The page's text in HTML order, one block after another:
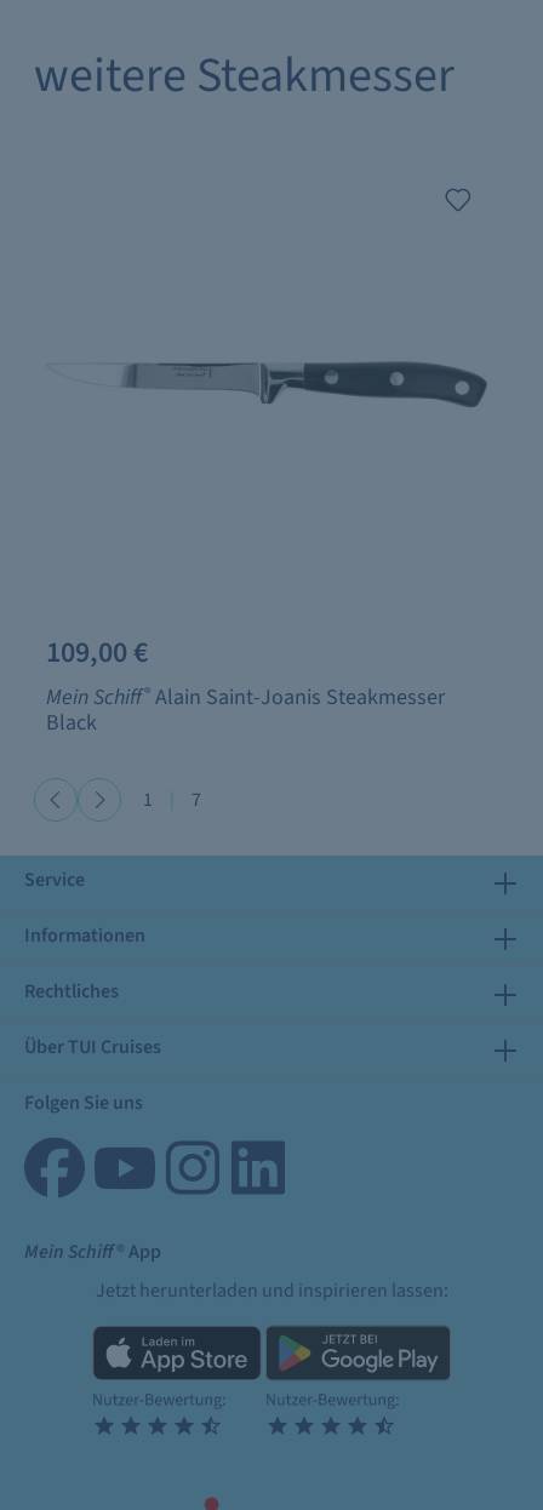
weitere Steakmesser
109,00 €
Mein Schiff® Alain Saint-Joanis Steakmesser
Black
1 7
Service
Informationen
Rechtliches
Über TUI Cruises
Folgen Sie uns
Mein Schiff® App
Jetzt herunterladen und inspirieren lassen: